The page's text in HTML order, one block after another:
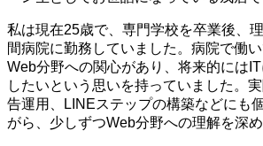
私は現在25歳で、専門学校を卒業後、
間病院に勤務していました。病院で働
Web分野への関心があり、将来的には
したいという思いを持っていました。
告運用、LINEステップの構築などにも
がら、少しずつWeb分野への理解を深